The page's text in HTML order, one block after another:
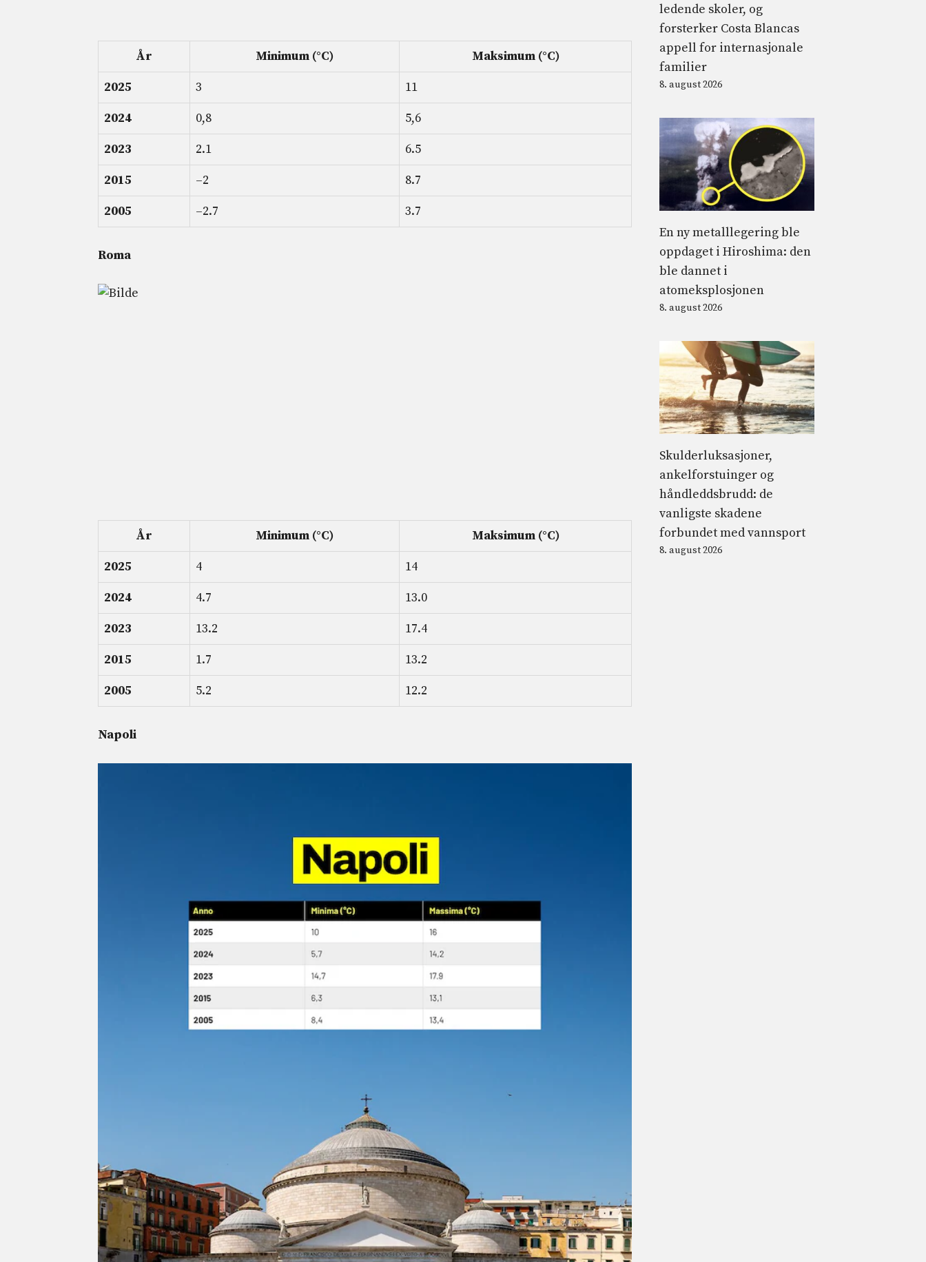
År Minimum (°C)
Maksimum (°C)
2025
3
11
2024
0,8
5,6
2023
2.1
6.5
2015
–2
8.7
2005
–2.7 3.7
Roma
År Minimum (°C)
Maksimum (°C)
2025
4
14
2024
4.7
13.0
2023
13.2
17.4
2015
1.7
13.2
2005
5.2 12.2
Napoli
ledende skoler, og
forsterker Costa Blancas
appell for internasjonale
familier
8. august 2026
En ny metalllegering ble
oppdaget i Hiroshima: den
ble dannet i
atomeksplosjonen
8. august 2026
Skulderluksasjoner,
ankelforstuinger og
håndleddsbrudd: de
vanligste skadene
forbundet med vannsport
8. august 2026